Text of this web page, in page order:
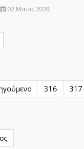
02 Μαϊος 2020
316 317